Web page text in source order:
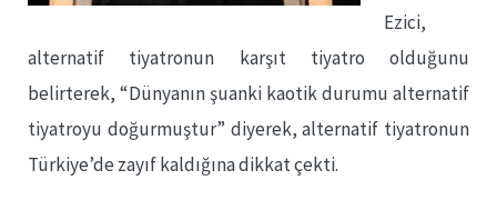
Ezici,
alternatif tiyatronun karşıt tiyatro olduğunu
belirterek, “Dünyanın şuanki kaotik durumu alternatif
tiyatroyu doğurmuştur” diyerek, alternatif tiyatronun
Türkiye’de zayıf kaldığına dikkat çekti.